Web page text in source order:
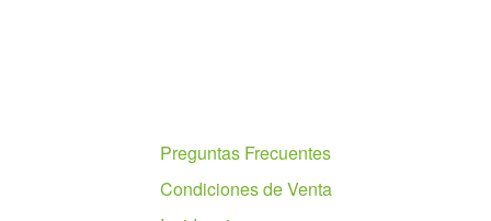
Preguntas Frecuentes
Condiciones de Venta